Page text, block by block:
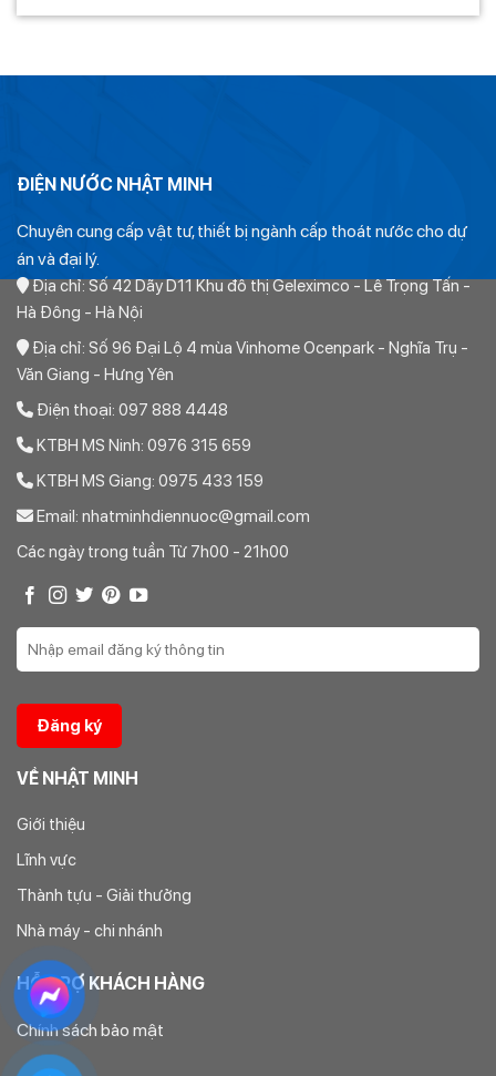
ĐIỆN NƯỚC NHẬT MINH
Chuyên cung cấp vật tư, thiết bị ngành cấp thoát nước cho dự
án và đại lý.
Địa chỉ: Số 42 Dãy D11 Khu đô thị Geleximco - Lê Trọng Tấn -
Hà Đông - Hà Nội
Địa chỉ: Số 96 Đại Lộ 4 mùa Vinhome Ocenpark - Nghĩa Trụ -
Văn Giang - Hưng Yên
Điện thoại: 097 888 4448
KTBH MS Ninh: 0976 315 659
KTBH MS Giang: 0975 433 159
Email: nhatminhdiennuoc@gmail.com
Các ngày trong tuần Từ 7h00 - 21h00
VỀ NHẬT MINH
Giới thiệu
Lĩnh vực
Thành tựu - Giải thưởng
Nhà máy - chi nhánh
HỖ TRỢ KHÁCH HÀNG
Chính sách bảo mật